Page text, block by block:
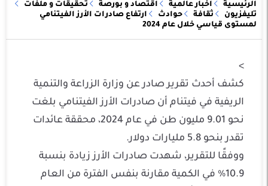
الرئيسية اخبار عالمية اقتصاد و بورصة
تحقيقات و ملفات
تليفزيون
ثقافة حوادث
ارتفاع صادرات الأرز الفيتنامي
لمستوى قياسي خلال عام 2024
>
كشف أحدث تقرير صادر عن وزارة الزراعة والتنمية
الريفية في فيتنام أن صادرات الأرز الفيتنامي بلغت
نحو 9.01 مليون طن في عام 2024، محققة عائدات
تقدر بنحو 5.8 مليارات دولار.
ووفقًا للتقرير، شهدت صادرات الأرز زيادة بنسبة
10.9% في الكمية مقارنة بنفس الفترة من العام